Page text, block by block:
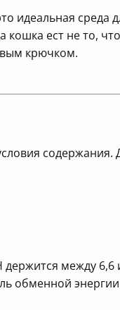
идеальная среда
кошка ест не то,
крючком.
между
обменной